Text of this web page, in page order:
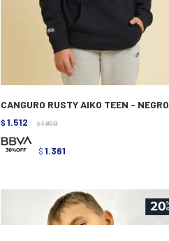
CANGURO RUSTY AIKO TEEN - NEGRO
$ 1.512 $ 1.890
$ 1.361